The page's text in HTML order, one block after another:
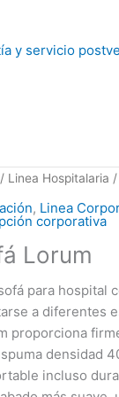
y servicio
/ Linea Hospitalaria /
, Linea
corporativa
Lorum
para hospital
a diferentes
proporciona
densidad
incluso